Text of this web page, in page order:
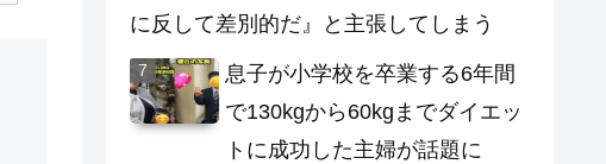
に反して差別的だ』と主張してしまう
息子が小学校を卒業する6年間
で130kgから60kgまでダイエッ
トに成功した主婦が話題に